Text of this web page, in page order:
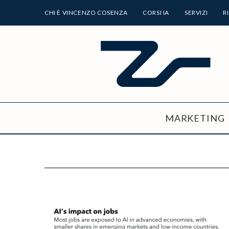
CHI È VINCENZO COSENZA CORSI IA SERVIZI
MARKETING